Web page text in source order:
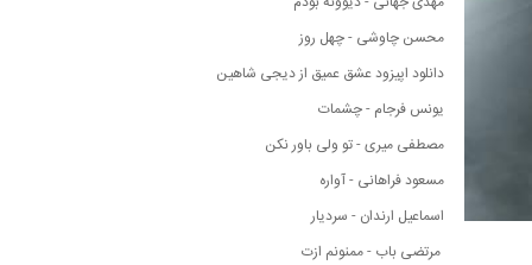
محسن چاوشی - چهل روز
دانلود اپیزود عشق عمیق از دیجی شاهین
یونس فرجام - چشمات
مصطفی میری - تو ولی باور نکن
مسعود فراهانی - آواره
اسماعیل ارندان - سردیار
مرتضی باب - ممنونم ازت